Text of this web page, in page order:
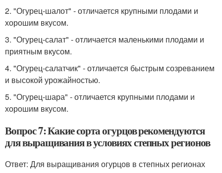
2. "Огурец-шалот" - отличается крупными плодами и
хорошим вкусом.
3. "Огурец-салат" - отличается маленькими плодами и
приятным вкусом.
4. "Огурец-салатчик" - отличается быстрым созреванием
и высокой урожайностью.
5. "Огурец-шара" - отличается крупными плодами и
хорошим вкусом.
Вопрос 7: Какие сорта огурцов рекомендуются
для выращивания в условиях степных регионов
Ответ: Для выращивания огурцов в степных регионах